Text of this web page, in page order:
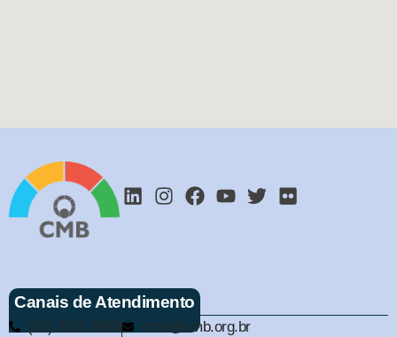
Canais de Atendimento
(61) 3321-9563 cmb@cmb.org.br